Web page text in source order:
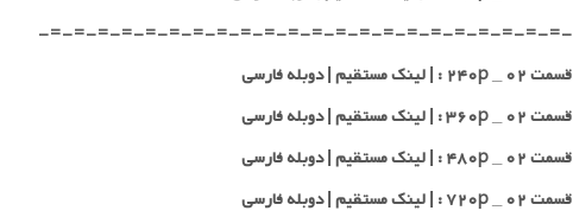
-=-=-=-=-=-=-=-=-=-=-=-=-=-=-=-=-=-=-=-=-=-=-
قسمت ۰۲ _ ۲۴۰p : | لینک مستقیم | دوبله فارسی
قسمت ۰۲ _ ۳۶۰p : | لینک مستقیم | دوبله فارسی
قسمت ۰۲ _ ۴۸۰p : | لینک مستقیم | دوبله فارسی
قسمت ۰۲ _ ۷۲۰p : | لینک مستقیم | دوبله فارسی